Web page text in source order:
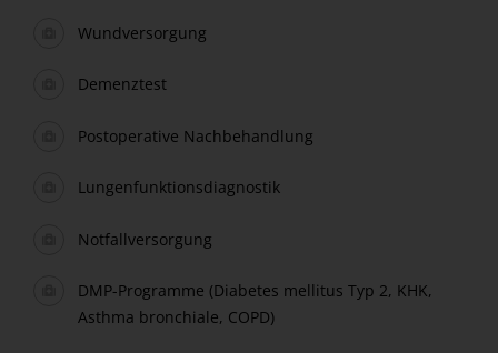
Wundversorgung
Demenztest
Postoperative Nachbehandlung
Lungenfunktionsdiagnostik
Notfallversorgung
DMP-Programme (Diabetes mellitus Typ 2, KHK,
Asthma bronchiale, COPD)